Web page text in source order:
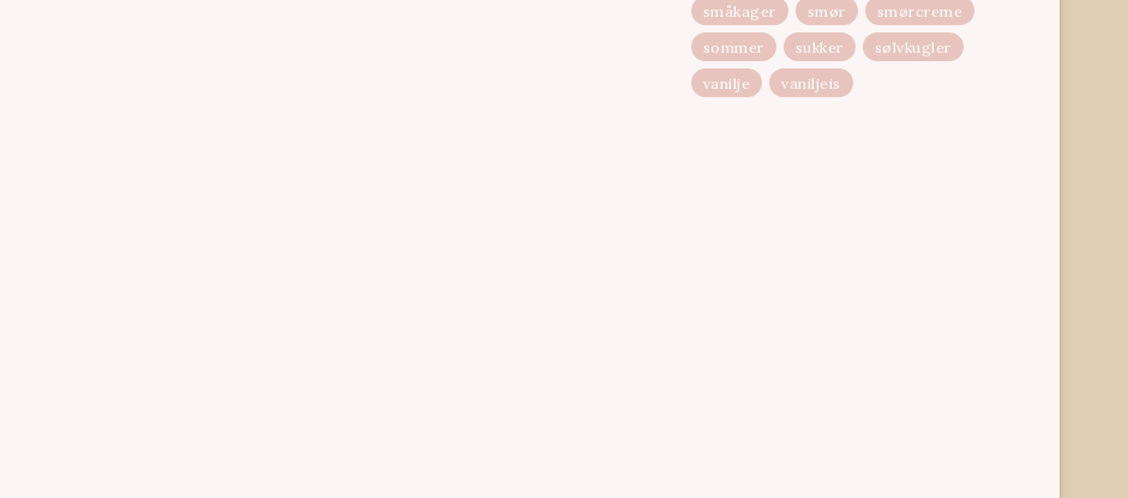
småkager
smør
smørcreme
sommer
sukker
sølvkugler
vanilje
vaniljeis